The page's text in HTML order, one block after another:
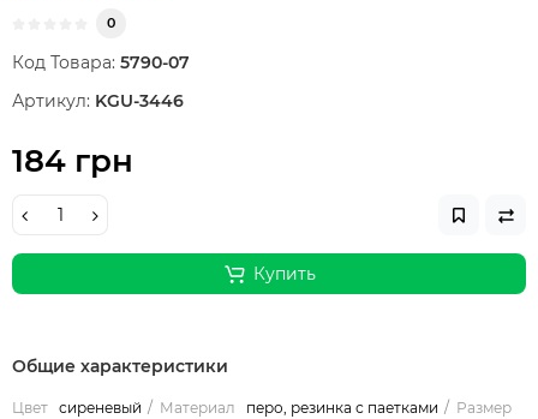
0
Код Товара: 5790-07
Артикул: KGU-3446
184 грн
Купить
Общие характеристики
Цвет сиреневый Материал перо, резинка с паетками
Размер